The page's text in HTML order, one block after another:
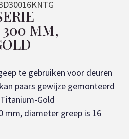
300 MM,
te gebruiken voor deuren
paars gewijze gemonteerd
Gold
mm, diameter greep is 16